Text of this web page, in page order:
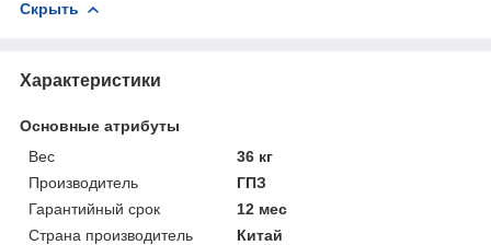
Скрыть
Характеристики
Основные атрибуты
Вес
36 кг
Производитель
ГПЗ
Гарантийный срок
12 мес
Страна производитель
Китай